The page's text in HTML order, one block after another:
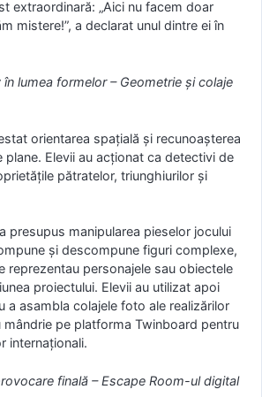
extraordinară: „Aici nu facem doar
mistere!”, a declarat unul dintre ei în
lumea formelor – Geometrie și colaje
orientarea spațială și recunoașterea
Elevii au acționat ca detectivi de
pătratelor, triunghiurilor și
presupus manipularea pieselor jocului
și descompune figuri complexe,
reprezentau personajele sau obiectele
proiectului. Elevii au utilizat apoi
a asambla colajele foto ale realizărilor
mândrie pe platforma Twinboard pentru
internaționali.
finală – Escape Room-ul digital